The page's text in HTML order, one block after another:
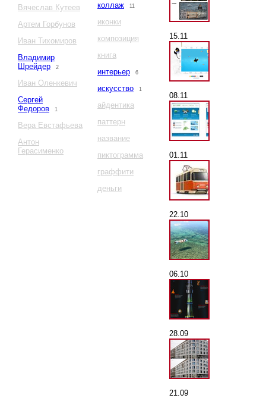
Вячеслав Кутеев
Артем Горбунов
Иван Тихомиров
Владимир
Шрейдер
2
Иван Оленкевич
Сергей
Федоров
1
Вера Евстафьева
Антон
Герасименко
коллаж
11
иконки
композиция
книга
интерьер
6
искусство 1
айдентика
паттерн
название
пиктограмма
граффити
деньги
15.11
08.11
01.11
22.10
06.10
28.09
21.09